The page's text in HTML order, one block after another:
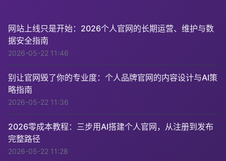
网站上线只是开始：2026个人官网的长期运营、维护与数
据安全指南
2026-05-22 11:46
别让官网毁了你的专业度：个人品牌官网的内容设计与AI策
略指南
2026-05-22 11:36
2026零成本教程：三步用AI搭建个人官网，从注册到发布
完整路径
2026-05-22 11:28